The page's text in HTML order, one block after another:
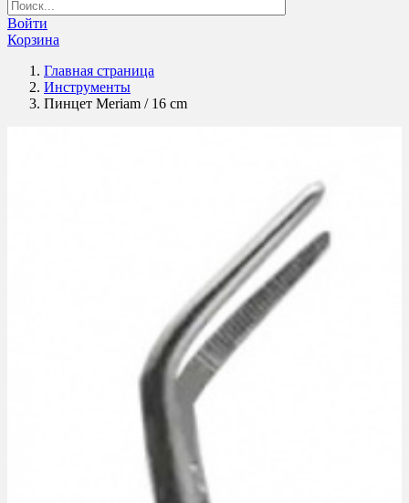
Войти
Корзина
Главная страница
Инструменты
Пинцет Meriam / 16 cm